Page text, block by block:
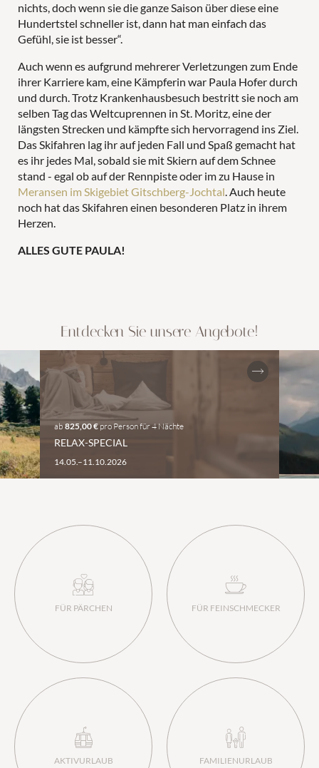
nichts, doch wenn sie die ganze Saison über diese eine
Hundertstel schneller ist, dann hat man einfach das
Gefühl, sie ist besser“.
Auch wenn es aufgrund mehrerer Verletzungen zum Ende
ihrer Karriere kam, eine Kämpferin war Paula Hofer durch
und durch. Trotz Krankenhausbesuch bestritt sie noch am
selben Tag das Weltcuprennen in St. Moritz, eine der
längsten Strecken und kämpfte sich hervorragend ins Ziel.
Das Skifahren lag ihr auf jeden Fall und Spaß gemacht hat
es ihr jedes Mal, sobald sie mit Skiern auf dem Schnee
stand - egal ob auf der Rennpiste oder im zu Hause in
Meransen im Skigebiet Gitschberg-Jochtal . Auch heute
noch hat das Skifahren einen besonderen Platz in ihrem
Herzen.
ALLES GUTE PAULA!
Entdecken Sie unsere Angebote!
ab 825,00 €pro Personfür4 Nächte
RELAX-SPECIAL
14.05.–11.10.2026
FÜR PÄRCHEN FÜR FEINSCHMECKER
AKTIVURLAUB FAMILIENURLAUB